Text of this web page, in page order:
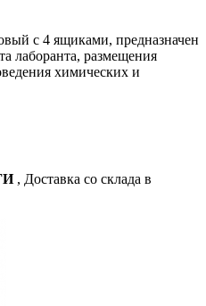
с 4 ящиками, предназначен
лаборанта, размещения
химических и
, Доставка со склада в